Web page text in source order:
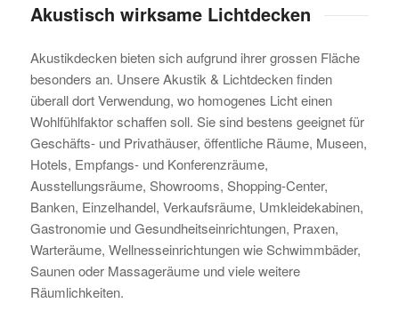
Akustisch wirksame Lichtdecken
Akustikdecken bieten sich aufgrund ihrer grossen Fläche
besonders an. Unsere Akustik & Lichtdecken finden
überall dort Verwendung, wo homogenes Licht einen
Wohlfühlfaktor schaffen soll. Sie sind bestens geeignet für
Geschäfts- und Privathäuser, öffentliche Räume, Museen,
Hotels, Empfangs- und Konferenzräume,
Ausstellungsräume, Showrooms, Shopping-Center,
Banken, Einzelhandel, Verkaufsräume, Umkleidekabinen,
Gastronomie und Gesundheitseinrichtungen, Praxen,
Warteräume, Wellnesseinrichtungen wie Schwimmbäder,
Saunen oder Massageräume und viele weitere
Räumlichkeiten.